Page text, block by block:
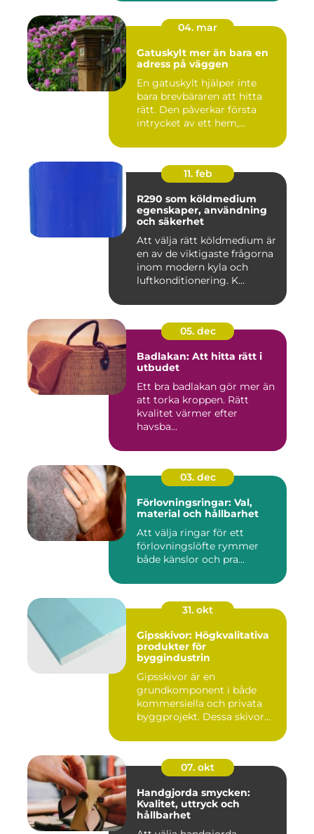
04. mar
Gatuskylt mer än bara en
adress på väggen
En gatuskylt hjälper inte
bara brevbäraren att hitta
rätt. Den påverkar första
intrycket av ett hem,...
11. feb
R290 som köldmedium
egenskaper, användning
och säkerhet
Att välja rätt köldmedium är
en av de viktigaste frågorna
inom modern kyla och
luftkonditionering. K...
05. dec
Badlakan: Att hitta rätt i
utbudet
Ett bra badlakan gör mer än
att torka kroppen. Rätt
kvalitet värmer efter
havsba...
03. dec
Förlovningsringar: Val,
material och hållbarhet
Att välja ringar för ett
förlovningslöfte rymmer
både känslor och pra...
31. okt
Gipsskivor: Högkvalitativa
produkter för
byggindustrin
Gipsskivor är en
grundkomponent i både
kommersiella och privata
byggprojekt. Dessa skivor...
07. okt
Handgjorda smycken:
Kvalitet, uttryck och
hållbarhet